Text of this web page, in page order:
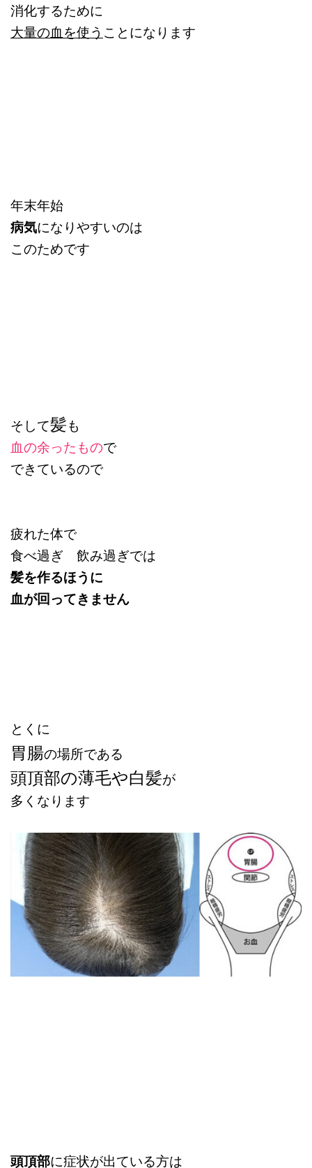
消化するために
大量の血を使う ことになります
年末年始
病気になりやすいのは
このためです
そして髪も
血の余ったもので
できているので
疲れた体で
食べ過ぎ 飲み過ぎでは
髪を作るほうに
血が回ってきません
とくに
胃腸の場所である
頭頂部の薄毛や白髪が
多くなります
頭頂部に症状が出ている方は